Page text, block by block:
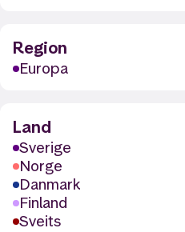
Region
Europa
Land
Sverige
Norge
Danmark
Finland
Sveits